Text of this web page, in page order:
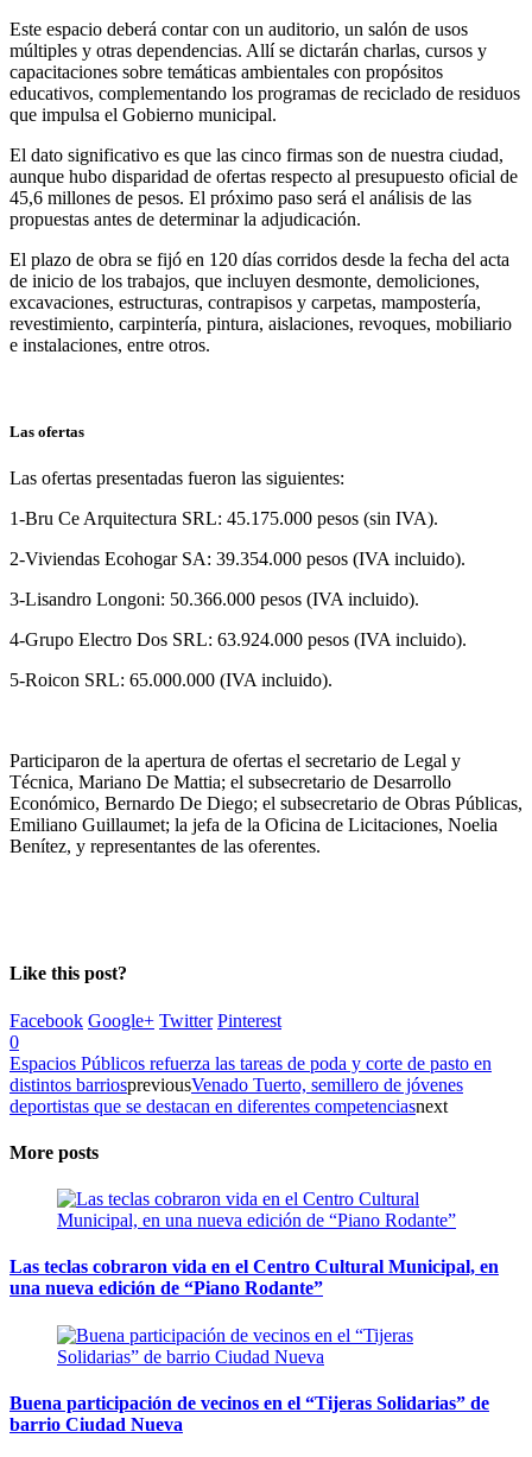
Este espacio deberá contar con un auditorio, un salón de usos
múltiples y otras dependencias. Allí se dictarán charlas, cursos y
capacitaciones sobre temáticas ambientales con propósitos
educativos, complementando los programas de reciclado de residuos
que impulsa el Gobierno municipal.
El dato significativo es que las cinco firmas son de nuestra ciudad,
aunque hubo disparidad de ofertas respecto al presupuesto oficial de
45,6 millones de pesos. El próximo paso será el análisis de las
propuestas antes de determinar la adjudicación.
El plazo de obra se fijó en 120 días corridos desde la fecha del acta
de inicio de los trabajos, que incluyen desmonte, demoliciones,
excavaciones, estructuras, contrapisos y carpetas, mampostería,
revestimiento, carpintería, pintura, aislaciones, revoques, mobiliario
e instalaciones, entre otros.
Las ofertas
Las ofertas presentadas fueron las siguientes:
1-Bru Ce Arquitectura SRL: 45.175.000 pesos (sin IVA).
2-Viviendas Ecohogar SA: 39.354.000 pesos (IVA incluido).
3-Lisandro Longoni: 50.366.000 pesos (IVA incluido).
4-Grupo Electro Dos SRL: 63.924.000 pesos (IVA incluido).
5-Roicon SRL: 65.000.000 (IVA incluido).
Participaron de la apertura de ofertas el secretario de Legal y
Técnica, Mariano De Mattia; el subsecretario de Desarrollo
Económico, Bernardo De Diego; el subsecretario de Obras Públicas,
Emiliano Guillaumet; la jefa de la Oficina de Licitaciones, Noelia
Benítez, y representantes de las oferentes.
Like this post?
Facebook Google+ Twitter Pinterest
0
Espacios Públicos refuerza las tareas de poda y corte de pasto en
distintos barriospreviousVenado Tuerto, semillero de jóvenes
deportistas que se destacan en diferentes competenciasnext
More posts
Las teclas cobraron vida en el Centro Cultural Municipal, en
una nueva edición de “Piano Rodante”
Buena participación de vecinos en el “Tijeras Solidarias” de
barrio Ciudad Nueva